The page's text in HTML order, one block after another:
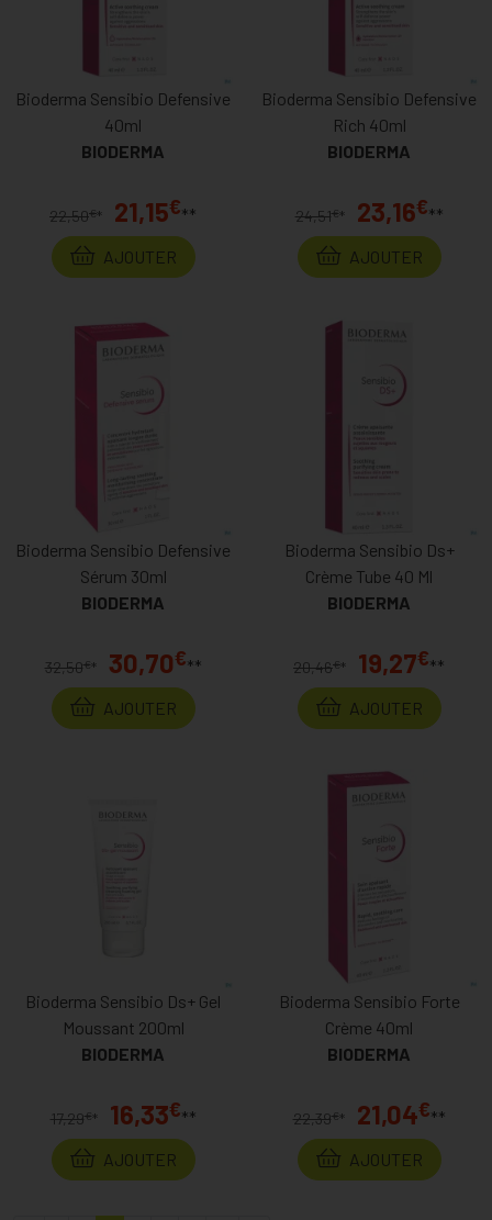
Bioderma Sensibio Defensive
40ml
BIODERMA
22,50€* 21,15€**
AJOUTER
Bioderma Sensibio Defensive
Rich 40ml
BIODERMA
24,51€ * 23,16€**
AJOUTER
Bioderma Sensibio Defensive
Sérum 30ml
BIODERMA
32,50€ * 30,70€**
AJOUTER
Bioderma Sensibio Ds+
Crème Tube 40 Ml
BIODERMA
20,46€* 19,27€**
AJOUTER
Bioderma Sensibio Ds+ Gel
Moussant 200ml
BIODERMA
17,29€ * 16,33€**
AJOUTER
Bioderma Sensibio Forte
Crème 40ml
BIODERMA
22,39€ * 21,04€**
AJOUTER